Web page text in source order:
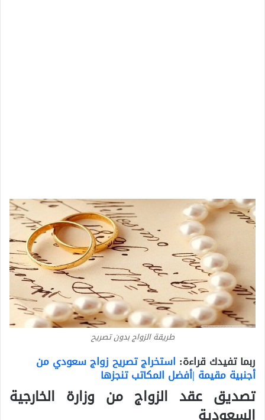
طريقة الزواج بدون تصريح
ربما تفيدك قراءة: استخراج تصريح زواج سعودي من
أجنبية مقيمة |أفضل المكاتب تنجزها
تصديق عقد الزواج من وزارة الخارجية